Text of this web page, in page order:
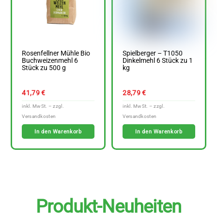
Rosenfellner Mühle Bio
Buchweizenmehl 6
Stück zu 500 g
41,79€
In den Warenkorb
Spielberger – T1050
Dinkelmehl 6 Stück zu 1
kg
28,79€
In den Warenkorb
Produkt-Neuheiten